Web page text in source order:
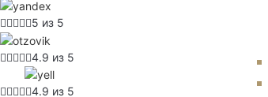
5 из 5
4.9 из 5
4.9 из 5